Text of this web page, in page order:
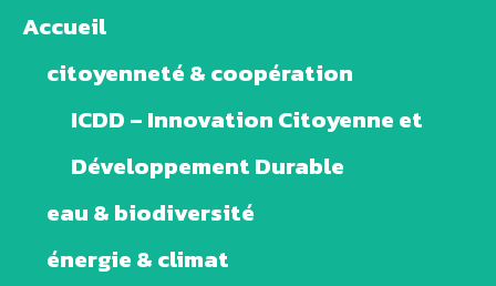
Accueil
citoyenneté & coopération
ICDD – Innovation Citoyenne et
Développement Durable
eau & biodiversité
énergie & climat